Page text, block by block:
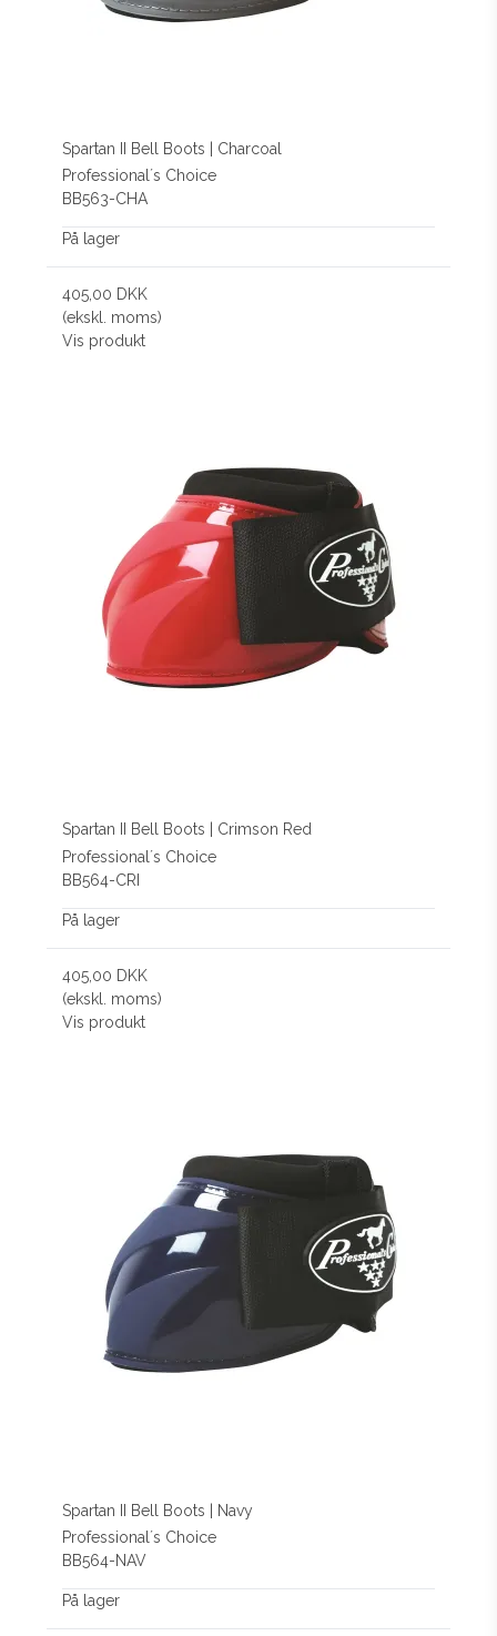
Spartan II Bell Boots | Charcoal
Professional´s Choice
BB563-CHA
På lager
405,00 DKK
(ekskl. moms)
Vis produkt
Spartan II Bell Boots | Crimson Red
Professional´s Choice
BB564-CRI
På lager
405,00 DKK
(ekskl. moms)
Vis produkt
Spartan II Bell Boots | Navy
Professional´s Choice
BB564-NAV
På lager